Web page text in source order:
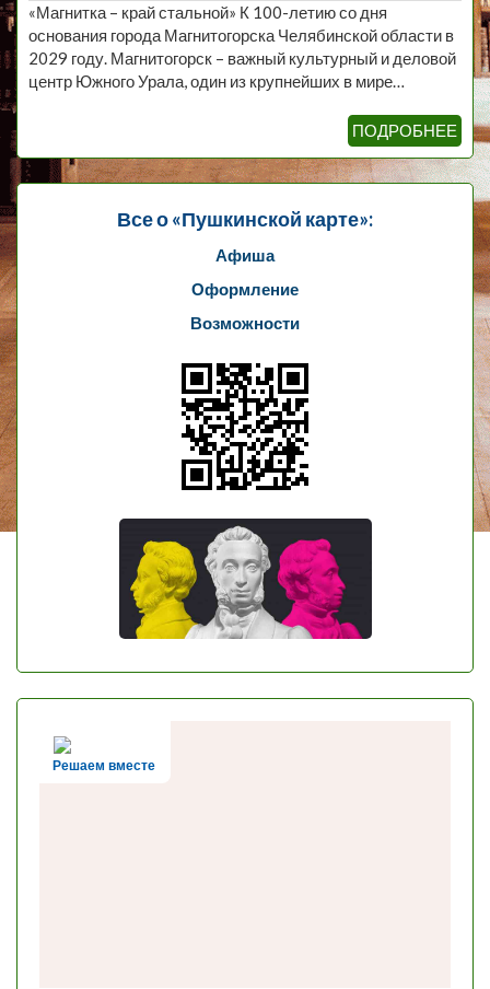
«Магнитка – край стальной» К 100-летию со дня
основания города Магнитогорска Челябинской области в
2029 году. Магнитогорск – важный культурный и деловой
центр Южного Урала, один из крупнейших в мире…
ПОДРОБНЕЕ
Все о «Пушкинской карте»:
Афиша
Оформление
Возможности
Решаем вместе